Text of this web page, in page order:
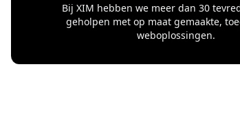
Bij XIM hebben we meer dan 30
geholpen met op maat gemaakte,
weboplossingen.